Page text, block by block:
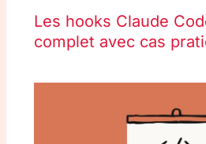
Les hooks Claude
complet avec cas